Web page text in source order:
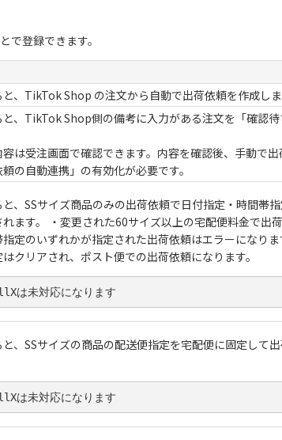
で登録できます。
、TikTok Shop の注文から自動で出荷依頼を作成しま
、TikTok Shop側の備考に入力がある注文を「確認
は受注画面で確認できます。内容を確認後、手動で出
の自動連携」の有効化が必要です。
、SSサイズ商品のみの出荷依頼で日付指定・時間帯
ます。 ・変更された60サイズ以上の宅配便料金で出
定のいずれかが指定された出荷依頼はエラーになり
クリアされ、ポスト便での出荷依頼になります。
未対応になります
、SSサイズの商品の配送便指定を宅配便に固定して
未対応になります